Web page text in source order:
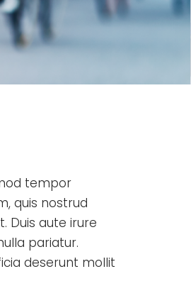
tempor
quis nostrud
Duis aute irure
pariatur.
deserunt mollit